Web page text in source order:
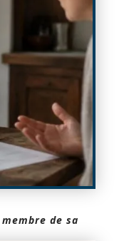
de sa